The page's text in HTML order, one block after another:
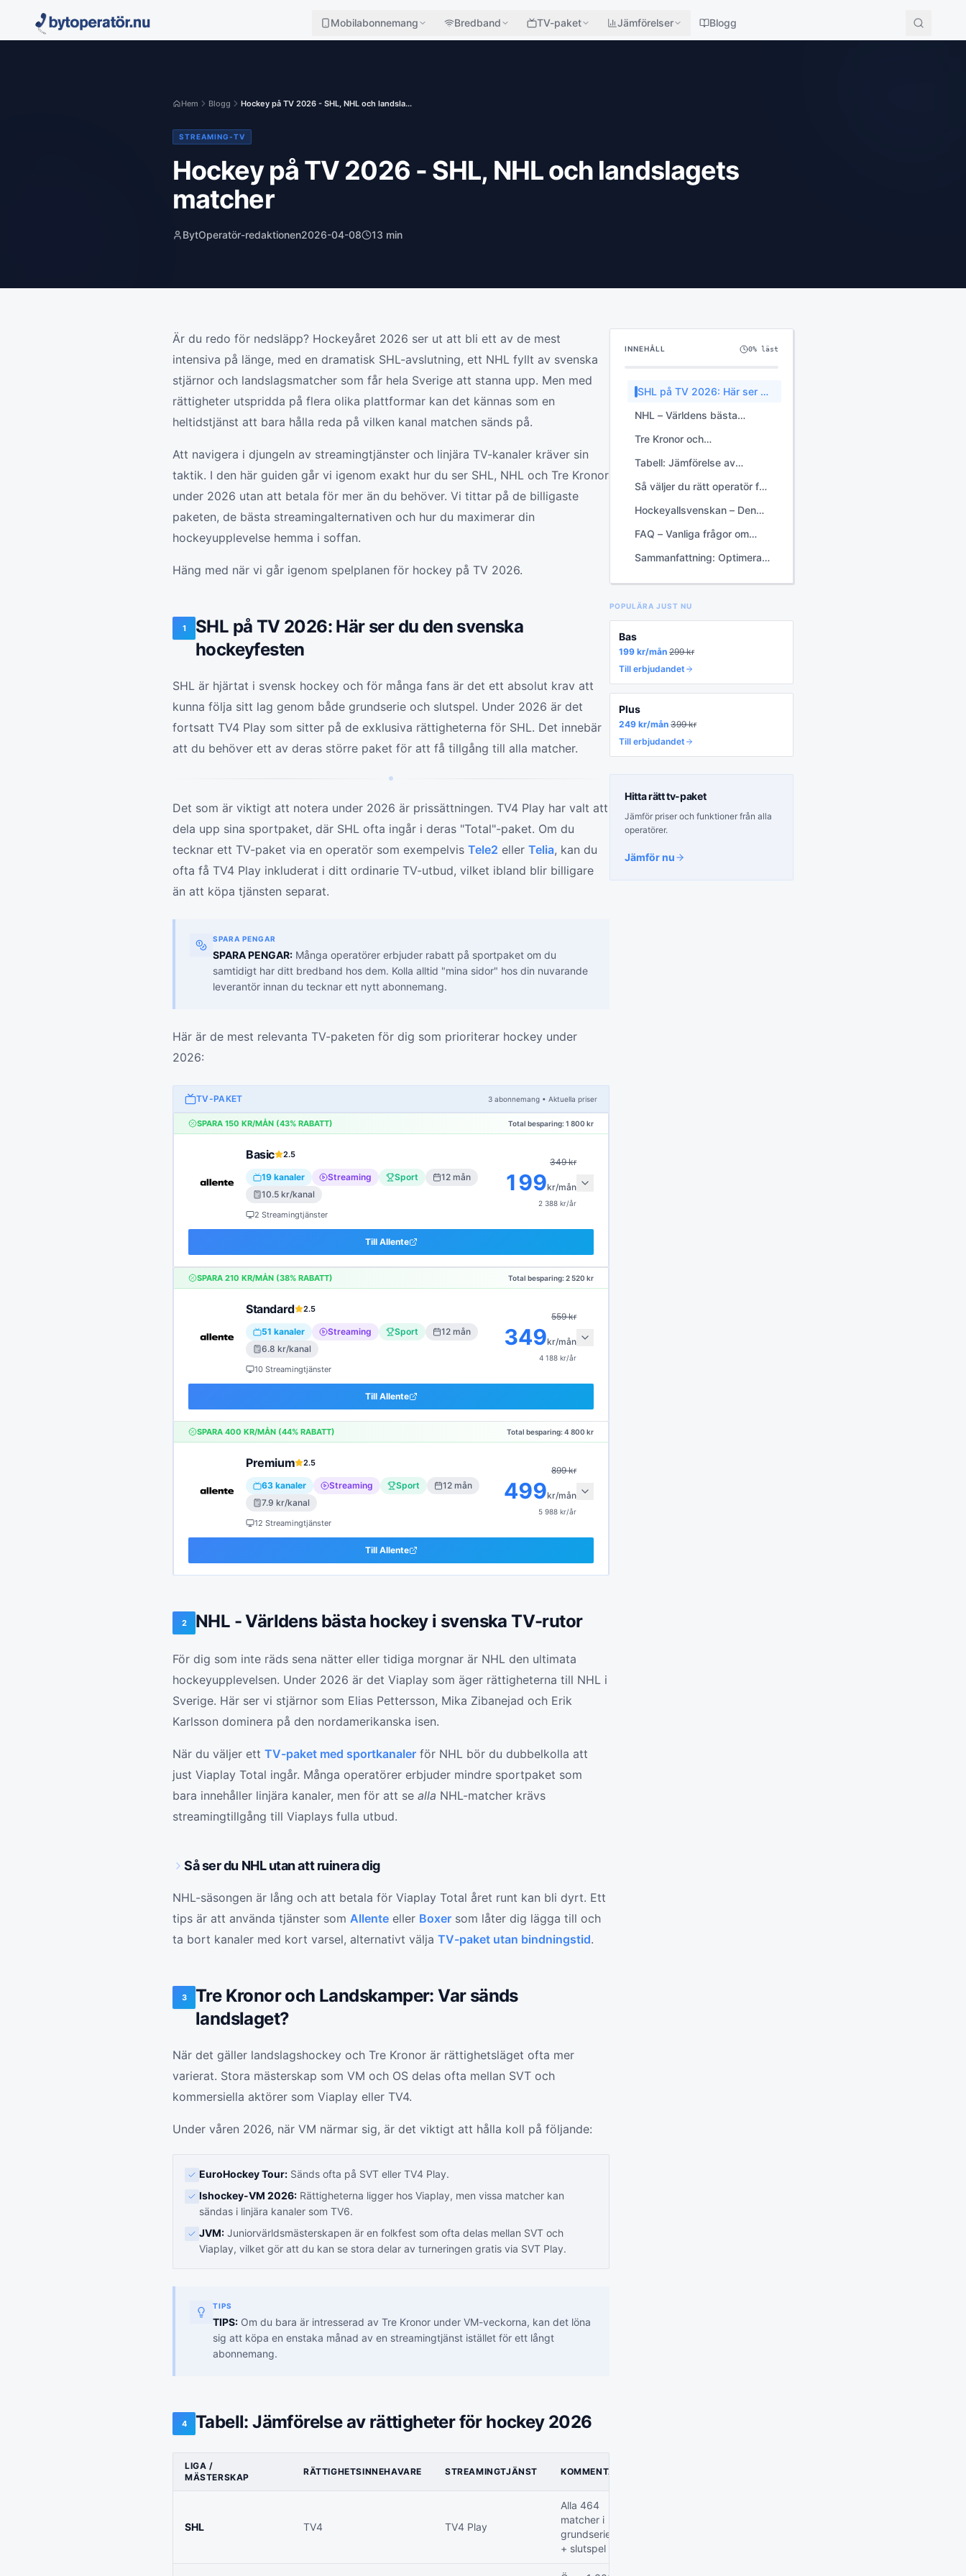
Mobilabonnemang Bredband TV-paket Jämförelser Blogg
Hem Blogg Hockey på TV 2026 - SHL, NHL och landsla...
STREAMING-TV
Hockey på TV 2026 - SHL, NHL och landslagets
matcher
BytOperatör-redaktionen2026-04-08 13 min
Är du redo för nedsläpp? Hockeyåret 2026 ser ut att bli ett av de mest
intensiva på länge, med en dramatisk SHL-avslutning, ett NHL fyllt av svenska
stjärnor och landslagsmatcher som får hela Sverige att stanna upp. Men med
rättigheter utspridda på flera olika plattformar kan det kännas som en
heltidstjänst att bara hålla reda på vilken kanal matchen sänds på.
Att navigera i djungeln av streamingtjänster och linjära TV-kanaler kräver sin
taktik. I den här guiden går vi igenom exakt hur du ser SHL, NHL och Tre Kronor
under 2026 utan att betala för mer än du behöver. Vi tittar på de billigaste
paketen, de bästa streamingalternativen och hur du maximerar din
hockeyupplevelse hemma i soffan.
Häng med när vi går igenom spelplanen för hockey på TV 2026.
1
SHL på TV 2026: Här ser du den svenska
hockeyfesten
SHL är hjärtat i svensk hockey och för många fans är det ett absolut krav att
kunna följa sitt lag genom både grundserie och slutspel. Under 2026 är det
fortsatt TV4 Play som sitter på de exklusiva rättigheterna för SHL. Det innebär
att du behöver ett av deras större paket för att få tillgång till alla matcher.
Det som är viktigt att notera under 2026 är prissättningen. TV4 Play har valt att
dela upp sina sportpaket, där SHL ofta ingår i deras "Total"-paket. Om du
tecknar ett TV-paket via en operatör som exempelvis Tele2 eller Telia, kan du
ofta få TV4 Play inkluderat i ditt ordinarie TV-utbud, vilket ibland blir billigare
än att köpa tjänsten separat.
SPARA PENGAR
SPARA PENGAR: Många operatörer erbjuder rabatt på sportpaket om du
samtidigt har ditt bredband hos dem. Kolla alltid "mina sidor" hos din nuvarande
leverantör innan du tecknar ett nytt abonnemang.
Här är de mest relevanta TV-paketen för dig som prioriterar hockey under
2026:
TV-PAKET 3 abonnemang • Aktuella priser
SPARA 150 KR/MÅN (43% RABATT) Total besparing: 1 800 kr
Basic 2.5
19 kanaler Streaming Sport 12 mån
10.5 kr/kanal
2 Streamingtjänster
349kr
199kr/mån
2 388 kr/år
Till Allente
SPARA 210 KR/MÅN (38% RABATT) Total besparing: 2 520 kr
Standard 2.5
51 kanaler Streaming Sport 12 mån
6.8 kr/kanal
10 Streamingtjänster
559kr
349kr/mån
4 188 kr/år
Till Allente
SPARA 400 KR/MÅN (44% RABATT) Total besparing: 4 800 kr
Premium 2.5
63 kanaler Streaming Sport 12 mån
7.9 kr/kanal
12 Streamingtjänster
899kr
499kr/mån
5 988 kr/år
Till Allente
2 NHL - Världens bästa hockey i svenska TV-rutor
För dig som inte räds sena nätter eller tidiga morgnar är NHL den ultimata
hockeyupplevelsen. Under 2026 är det Viaplay som äger rättigheterna till NHL i
Sverige. Här ser vi stjärnor som Elias Pettersson, Mika Zibanejad och Erik
Karlsson dominera på den nordamerikanska isen.
När du väljer ett TV-paket med sportkanaler för NHL bör du dubbelkolla att
just Viaplay Total ingår. Många operatörer erbjuder mindre sportpaket som
bara innehåller linjära kanaler, men för att se alla NHL-matcher krävs
streamingtillgång till Viaplays fulla utbud.
Så ser du NHL utan att ruinera dig
NHL-säsongen är lång och att betala för Viaplay Total året runt kan bli dyrt. Ett
tips är att använda tjänster som Allente eller Boxer som låter dig lägga till och
ta bort kanaler med kort varsel, alternativt välja TV-paket utan bindningstid.
3
Tre Kronor och Landskamper: Var sänds
landslaget?
När det gäller landslagshockey och Tre Kronor är rättighetsläget ofta mer
varierat. Stora mästerskap som VM och OS delas ofta mellan SVT och
kommersiella aktörer som Viaplay eller TV4.
Under våren 2026, när VM närmar sig, är det viktigt att hålla koll på följande:
EuroHockey Tour: Sänds ofta på SVT eller TV4 Play.
Ishockey-VM 2026: Rättigheterna ligger hos Viaplay, men vissa matcher kan
sändas i linjära kanaler som TV6.
JVM: Juniorvärldsmästerskapen är en folkfest som ofta delas mellan SVT och
Viaplay, vilket gör att du kan se stora delar av turneringen gratis via SVT Play.
TIPS
TIPS: Om du bara är intresserad av Tre Kronor under VM-veckorna, kan det löna
sig att köpa en enstaka månad av en streamingtjänst istället för ett långt
abonnemang.
4 Tabell: Jämförelse av rättigheter för hockey 2026
LIGA /
MÄSTERSKAP
RÄTTIGHETSINNEHAVARE STREAMINGTJÄNST KOMMENTAR
SHL TV4 TV4 Play
Alla 464
matcher i
grundserien
+ slutspel
INNEHÅLL 0% läst
SHL på TV 2026: Här ser du
NHL – Världens bästa
Tre Kronor och
landslaget?
Tabell: Jämförelse av
Så väljer du rätt operatör för
Hockeyallsvenskan – Den
FAQ – Vanliga frågor om
Sammanfattning: Optimera
POPULÄRA JUST NU
Bas
199 kr/mån 299kr
Till erbjudandet
Plus
249 kr/mån 399kr
Till erbjudandet
Hitta rätttv-paket
Jämför priser och funktioner från alla
operatörer.
Jämför nu